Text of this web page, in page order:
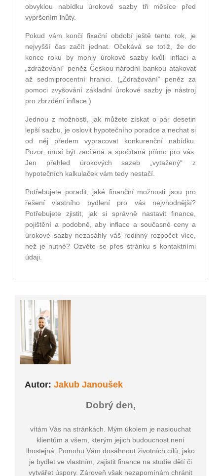
obvyklou nabídku úrokové sazby tři měsíce před
vypršením lhůty.
Pokud vám končí fixační období ještě tento rok, je
nejvyšší čas začít jednat. Očekává se totiž, že do
konce roku by mohly úrokové sazby kvůli inflaci a
„zdražování“ peněz Českou národní bankou atakovat
až sedmiprocentní hranici. („Zdražování“ peněz za
pomoci zvyšování základní úrokové sazby je nástroj
pro zbrzdění inflace.)
Jednou z možností, jak můžete získat o pár desetin
lepší sazbu, je oslovit hypotečního poradce a nechat si
od něj předem vypracovat konkurenční nabídku.
Pozor, musí být zacílená a spočítaná přímo pro vás.
Jen přehled úrokových sazeb „vytažený“ z
hypotečních kalkulaček vám tedy nestačí.
Potřebujete poradit, jaké finanční možnosti jsou pro
řešení vlastního bydlení pro vás nejvhodnější?
Potřebujete zjistit, jak si správně nastavit finance,
pojištění a podobně, aby inflace a současné ceny a
úrokové sazby nezasáhly váš rodinný rozpočet více,
než je nutné? Ozvěte se přes stránku s kontaktními
údaji.
Autor: Jakub Janoušek
Dobrý den,
vítám Vás na stránkách. Mým úkolem je naslouchat
klientům a všem, kterým jejich budoucnost není
lhostejná. Pomohu Vám dosáhnout životních cílů, jako
je bydlet ve vlastním, zajistit finance na studie dětí či
vytvářet úspory. Zároveň však nezapomínám chránit